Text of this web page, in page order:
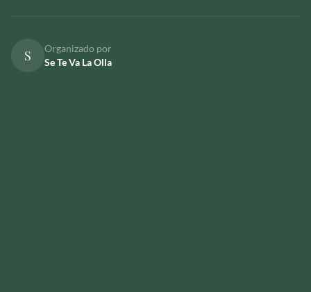
S
Organizado por
Se Te Va La Olla